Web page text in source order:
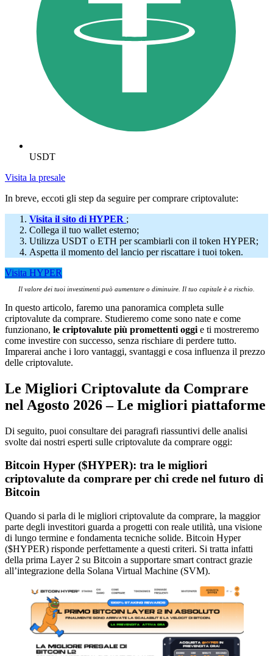
USDT
Visita la presale
In breve, eccoti gli step da seguire per comprare criptovalute:
Visita il sito di HYPER ;
Collega il tuo wallet esterno;
Utilizza USDT o ETH per scambiarli con il token HYPER;
Aspetta il momento del lancio per riscattare i tuoi token.
Visita HYPER
Il valore dei tuoi investimenti può aumentare o diminuire. Il tuo capitale è a rischio.
In questo articolo, faremo una panoramica completa sulle
criptovalute da comprare. Studieremo come sono nate e come
funzionano, le criptovalute più promettenti oggi e ti mostreremo
come investire con successo, senza rischiare di perdere tutto.
Imparerai anche i loro vantaggi, svantaggi e cosa influenza il prezzo
delle criptovalute.
Le Migliori Criptovalute da Comprare
nel Agosto 2026 – Le migliori piattaforme
Di seguito, puoi consultare dei paragrafi riassuntivi delle analisi
svolte dai nostri esperti sulle criptovalute da comprare oggi:
Bitcoin Hyper ($HYPER): tra le migliori
criptovalute da comprare per chi crede nel futuro di
Bitcoin
Quando si parla di le migliori criptovalute da comprare, la maggior
parte degli investitori guarda a progetti con reale utilità, una visione
di lungo termine e fondamenta tecniche solide. Bitcoin Hyper
($HYPER) risponde perfettamente a questi criteri. Si tratta infatti
della prima Layer 2 su Bitcoin a supportare smart contract grazie
all’integrazione della Solana Virtual Machine (SVM).